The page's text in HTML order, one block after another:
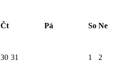
Čt Pá So Ne
30 31 1 2